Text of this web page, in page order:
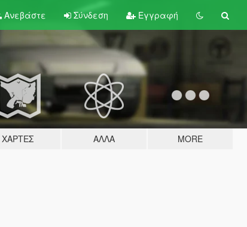
Ανεβάστε Σύνδεση Εγγραφή
ΧΆΡΤΕΣ ΆΛΛΑ MORE